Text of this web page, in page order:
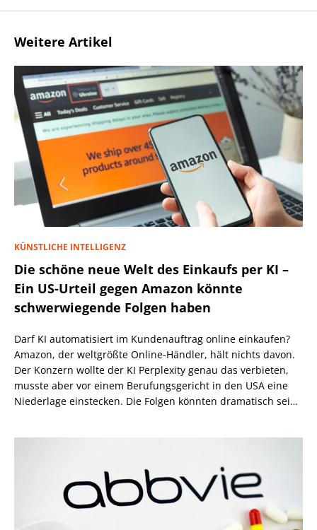
Weitere Artikel
KÜNSTLICHE INTELLIGENZ
Die schöne neue Welt des Einkaufs per KI –
Ein US-Urteil gegen Amazon könnte
schwerwiegende Folgen haben
Darf KI automatisiert im Kundenauftrag online einkaufen?
Amazon, der weltgrößte Online-Händler, hält nichts davon.
Der Konzern wollte der KI Perplexity genau das verbieten,
musste aber vor einem Berufungsgericht in den USA eine
Niederlage einstecken. Die Folgen könnten dramatisch sein,